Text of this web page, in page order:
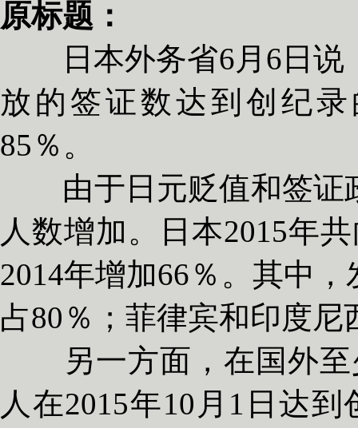
原标题：
日本外务省6月6日说
放的签证数达到创纪录
85％。
由于日元贬值和签证
人数增加。日本2015年
2014年增加66％。其中
占80％；菲律宾和印度
另一方面，在国外至
人在2015年10月1日达